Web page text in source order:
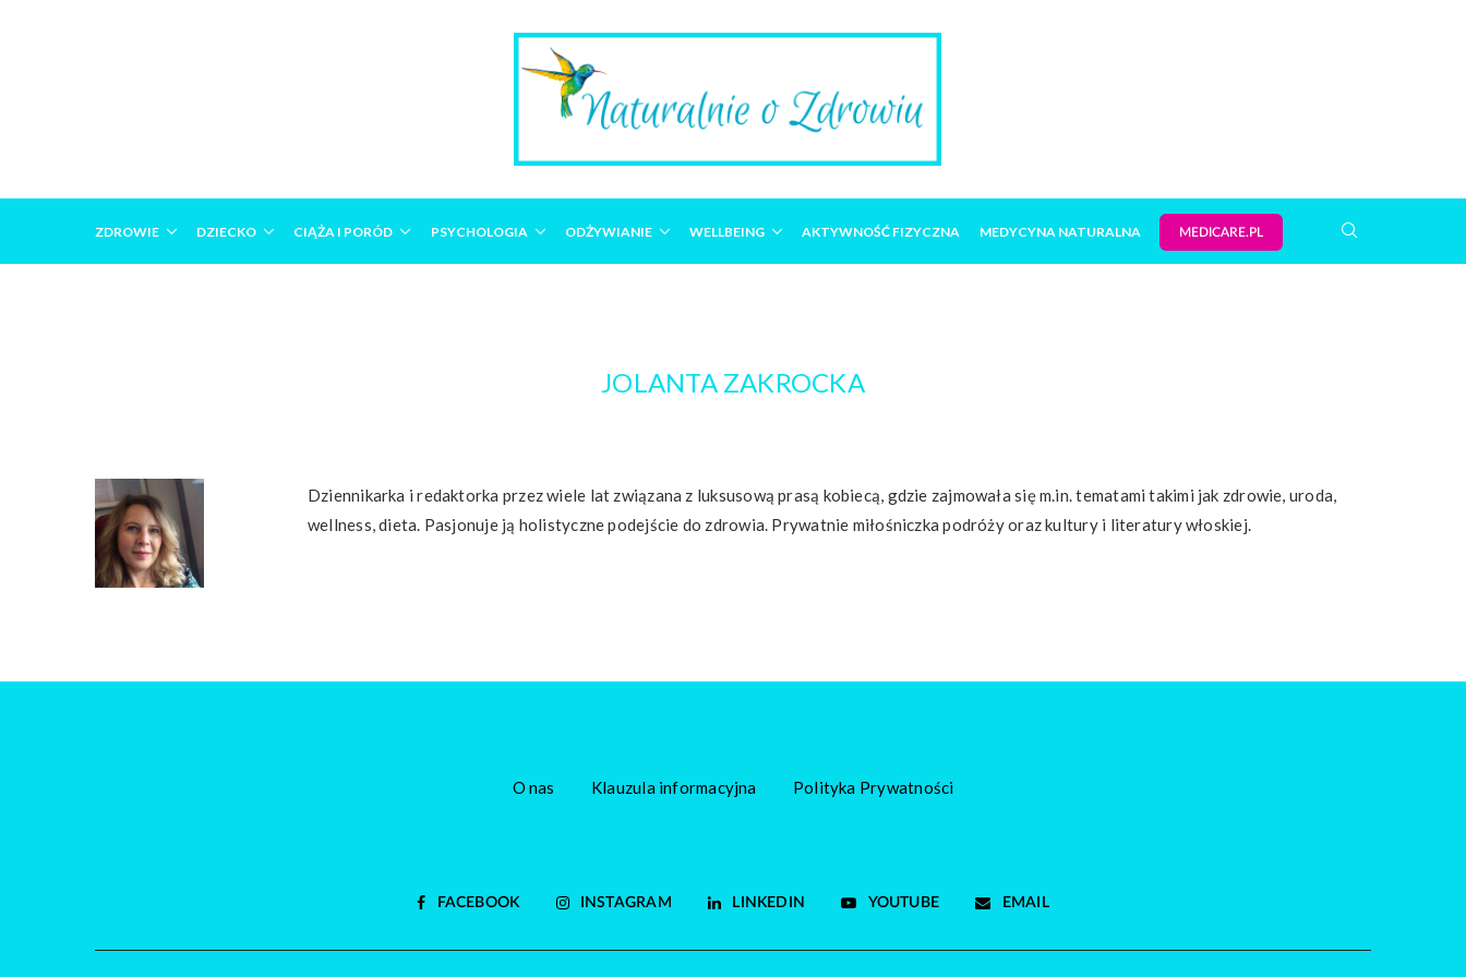
ZDROWIE DZIECKO CIĄŻA I PORÓD PSYCHOLOGIA ODŻYWIANIE WELLBEING AKTYWNOŚĆ FIZYCZNA MEDYCYNA NATURALNA MEDICARE.PL
JOLANTA ZAKROCKA
Dziennikarka i redaktorka przez wiele lat związana z luksusową prasą kobiecą, gdzie zajmowała się m.in. tematami takimi jak zdrowie, uroda,
wellness, dieta. Pasjonuje ją holistyczne podejście do zdrowia. Prywatnie miłośniczka podróży oraz kultury i literatury włoskiej.
O nas Klauzula informacyjna Polityka Prywatności
FACEBOOK INSTAGRAM LINKEDIN YOUTUBE EMAIL